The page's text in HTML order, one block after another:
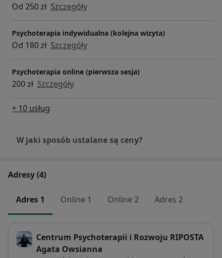
Od 250 zł Szczegóły
Psychoterapia indywidualna (kolejna wizyta)
Od 180 zł Szczegóły
Psychoterapia online (pierwsza sesja)
200 zł Szczegóły
+ 10 usług
W jaki sposób ustalane są ceny?
Adresy (4)
Adres 1 Online 1 Online 2 Adres 2
Centrum Psychoterapii i Rozwoju RIPOSTA
Agata Owsianna